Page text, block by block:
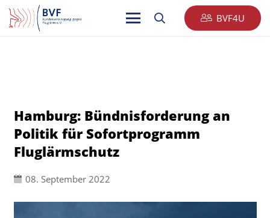
BVF4U
Hamburg: Bündnisforderung an
Politik für Sofortprogramm
Fluglärmschutz
08. September 2022